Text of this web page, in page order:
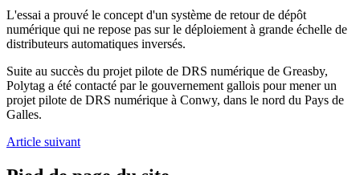
L'essai a prouvé le concept d'un système de retour de dépôt
numérique qui ne repose pas sur le déploiement à grande échelle de
distributeurs automatiques inversés.
Suite au succès du projet pilote de DRS numérique de Greasby,
Polytag a été contacté par le gouvernement gallois pour mener un
projet pilote de DRS numérique à Conwy, dans le nord du Pays de
Galles.
Article suivant